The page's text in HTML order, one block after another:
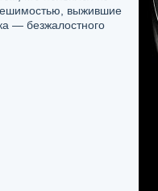
выжившие
— безжалостного